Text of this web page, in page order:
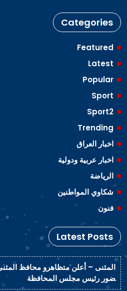
Categories
Featured
Latest
Popular
Sport
Sport2
Trending
اخبار العراق
اخبار عربية ودولية
الرياضة
شكاوي المواطنين
فنون
Latest Posts
المثنى – أعلن متظاهرو محافظ
ضور رئيس مجلس المحافظة